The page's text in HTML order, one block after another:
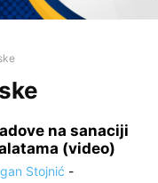
na sanaciji
(video)
Stojnić -